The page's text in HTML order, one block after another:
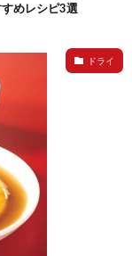
めレシピ3選
ドライ